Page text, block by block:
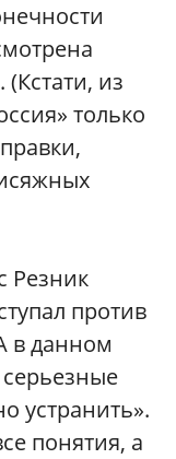
(Кстати, из
только
Резник
против
в данном
устранить».
понятия, а